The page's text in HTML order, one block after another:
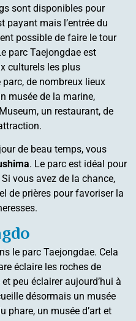
sont disponibles pour
payant mais l’entrée du
possible de faire le tour
parc Taejongdae est
culturels les plus
de nombreux lieux
musée de la marine,
un restaurant, de
de beau temps, vous
. Le parc est idéal pour
vous avez de la chance,
de prières pour favoriser la
le parc Taejongdae. Cela
éclaire les roches de
peu éclairer aujourd’hui à
désormais un musée
phare, un musée d’art et